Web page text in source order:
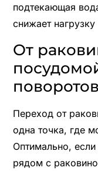
подтекающая
снижает
От
поворотов
Переход от
одна точка, где
Оптимально,
рядом с